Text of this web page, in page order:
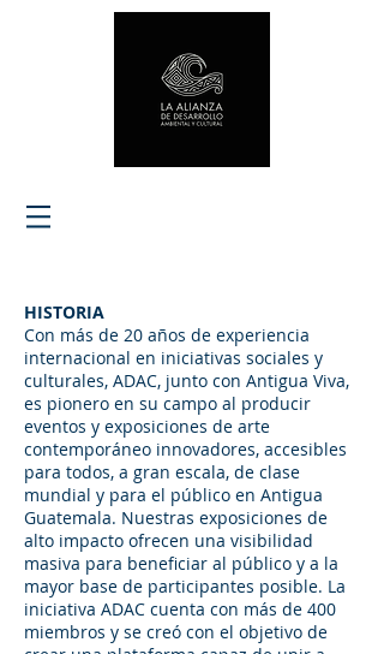
HISTORIA
Con más de 20 años de experiencia
internacional en iniciativas sociales y
culturales, ADAC, junto con Antigua Viva,
es pionero en su campo al producir
eventos y exposiciones de arte
contemporáneo innovadores, accesibles
para todos, a gran escala, de clase
mundial y para el público en Antigua
Guatemala. Nuestras exposiciones de
alto impacto ofrecen una visibilidad
masiva para beneficiar al público y a la
mayor base de participantes posible. La
iniciativa ADAC cuenta con más de 400
miembros y se creó con el objetivo de